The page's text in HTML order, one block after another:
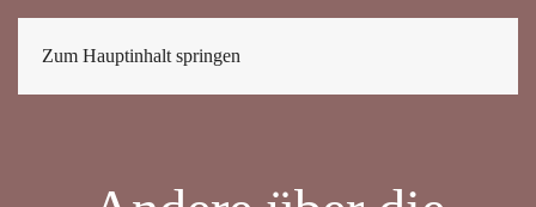
Zum Hauptinhalt springen